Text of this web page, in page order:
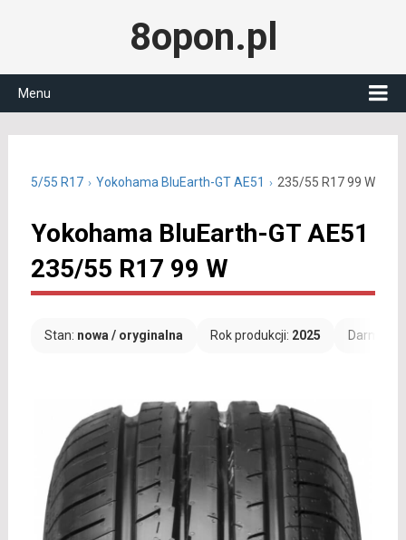
8opon.pl
Menu
235/55 R17 Yokohama BluEarth-GT AE51 235/55 R17 99 W
Yokohama BluEarth-GT AE51
235/55 R17 99 W
Stan: nowa / oryginalna Rok produkcji: 2025